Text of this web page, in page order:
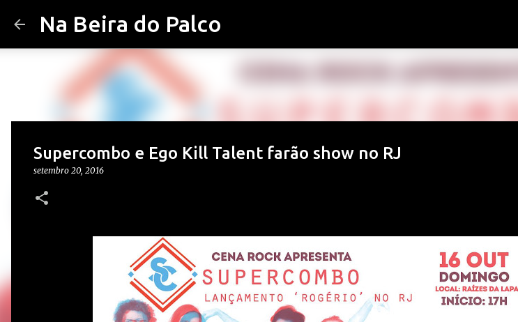
Na Beira do Palco
Supercombo e Ego Kill Talent farão show no RJ
setembro 20, 2016